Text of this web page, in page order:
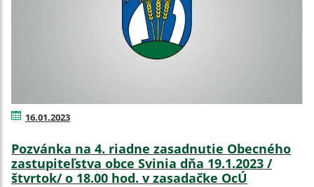
16.01.2023
Pozvánka na 4. riadne zasadnutie Obecného
zastupiteľstva obce Svinia dňa 19.1.2023 /
štvrtok/ o 18.00 hod. v zasadačke OcÚ